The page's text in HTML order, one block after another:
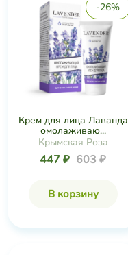
-26%
Крем для лица Лаванда
омолаживаю...
Крымская Роза
447 ₽ 603 ₽
В корзину